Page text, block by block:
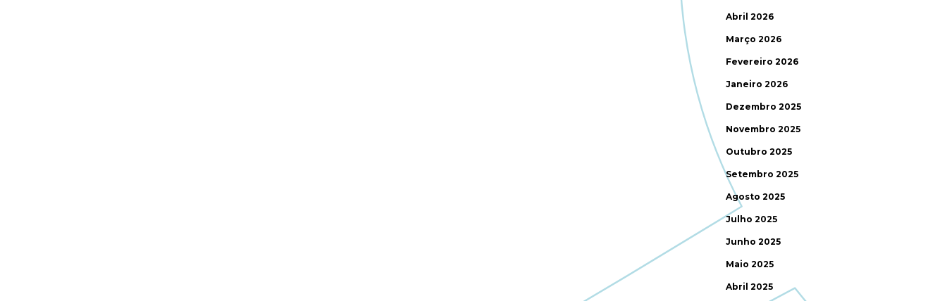
Abril 2026
Março 2026
Fevereiro 2026
Janeiro 2026
Dezembro 2025
Novembro 2025
Outubro 2025
Setembro 2025
Agosto 2025
Julho 2025
Junho 2025
Maio 2025
Abril 2025